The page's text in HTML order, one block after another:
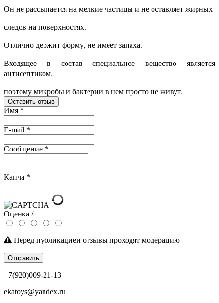
Он не рассыпается на мелкие частицы и не оставляет жирных
следов на поверхностях.
Отлично держит форму, не имеет запаха.
Входящее в состав специальное вещество является
антисептиком,
поэтому микробы и бактерии в нем просто не живут.
Оставить отзыв
Имя *
E-mail *
Сообщение *
Капча *
Оценка /
Перед публикацией отзывы проходят модерацию
Отправить
+7(920)009-21-13
ekatoys@yandex.ru